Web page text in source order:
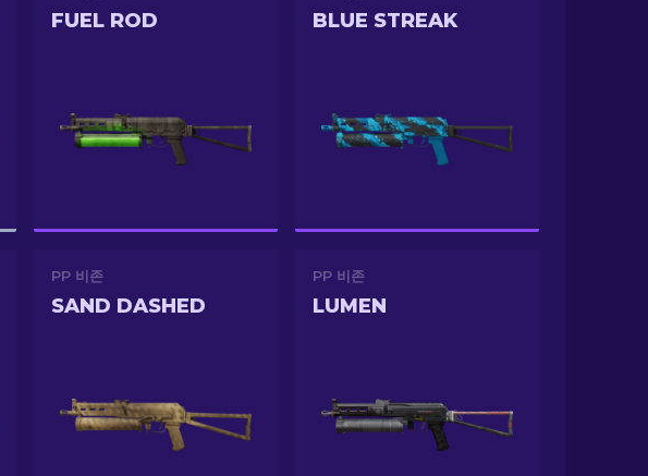
FUEL ROD BLUE STREAK
PP 비존
SAND DASHED
PP 비존
LUMEN